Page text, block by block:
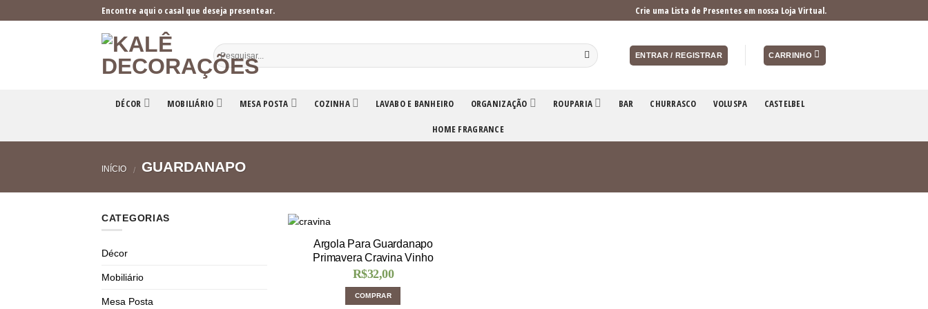
to
Encontre aqui o casal que deseja presentear. Crie uma Lista de Presentes em nossa Loja Virtual.
ENTRAR / REGISTRAR CARRINHO
DÉCOR MOBILIÁRIO MESA POSTA COZINHA LAVABO E BANHEIRO ORGANIZAÇÃO ROUPARIA BAR CHURRASCO VOLUSPA CASTELBEL
HOME FRAGRANCE
INÍCIO / GUARDANAPO
CATEGORIAS
Décor
Mobiliário
Mesa Posta
Argola Para Guardanapo
Primavera Cravina Vinho
R$32,00
COMPRAR